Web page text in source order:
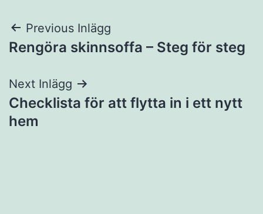
Inläggsnavigering
Previous Inlägg
Rengöra skinnsoffa – Steg för steg
Next Inlägg
Checklista för att flytta in i ett nytt
hem